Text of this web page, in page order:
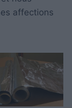
affections